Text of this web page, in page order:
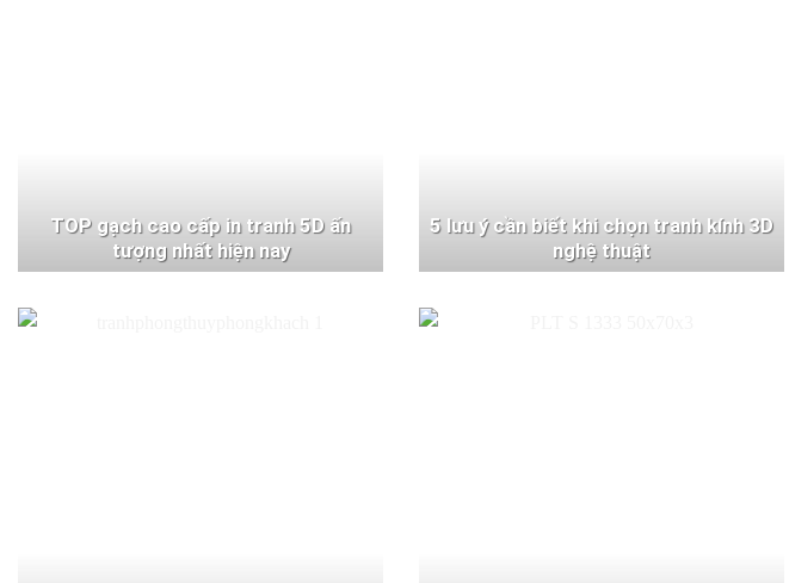
TOP gạch cao cấp in tranh 5D ấn
tượng nhất hiện nay
5 lưu ý cần biết khi chọn tranh kính 3D
nghệ thuật